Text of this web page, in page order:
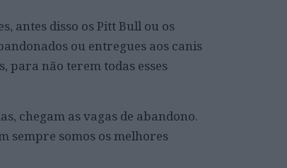
antes disso os Pitt Bull ou os
ou entregues aos canis
para não terem todas esses
chegam as vagas de abandono.
sempre somos os melhores